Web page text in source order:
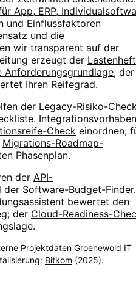
App, ERP,
und Einflussfaktoren
und die
wir transparent auf der
erzeugt der
Anforderungsgrundlage; der
Ihren Reifegrad.
der Legacy-Risiko-
. Integrationsvorhaben
Check einordnen;
Migrations-Roadmap-
Phasenplan.
der API-
der Software-Budget-Finder.
bewertet den
der Cloud-Readiness-
Projektdaten Groenewold IT
Bitkom (2025).